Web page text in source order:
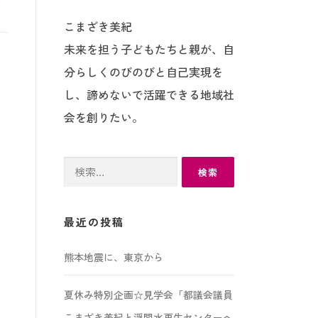
こまざき美紀
未来を担う子どもたちと親が、自
分らしくのびのびと自己実現を
し、諦めないで活躍できる地域社
会を創りたい。
最近の投稿
熊本地震に、東京から
夏休み特別企画☆見学会「都議会議員